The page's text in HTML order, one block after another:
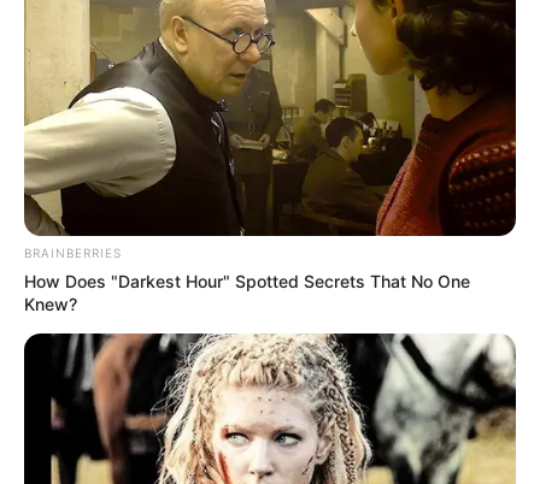
Arthrologist Begs To Stop Buying Knee Braces -
Do This Instead
FORGE BODY
Surgeons: This Simple Method Ends Joint Pain &
Arthritis! Try It!
FORGE BODY
BRAINBERRIES
How Does "Darkest Hour" Spotted Secrets That No One
Knew?